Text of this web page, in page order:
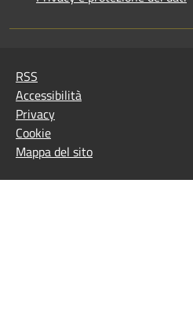
RSS
Accessibilità
Privacy
Cookie
Mappa del sito